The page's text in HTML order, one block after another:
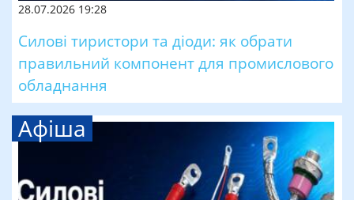
28.07.2026 19:28
Силові тиристори та діоди: як обрати
правильний компонент для промислового
обладнання
Афіша